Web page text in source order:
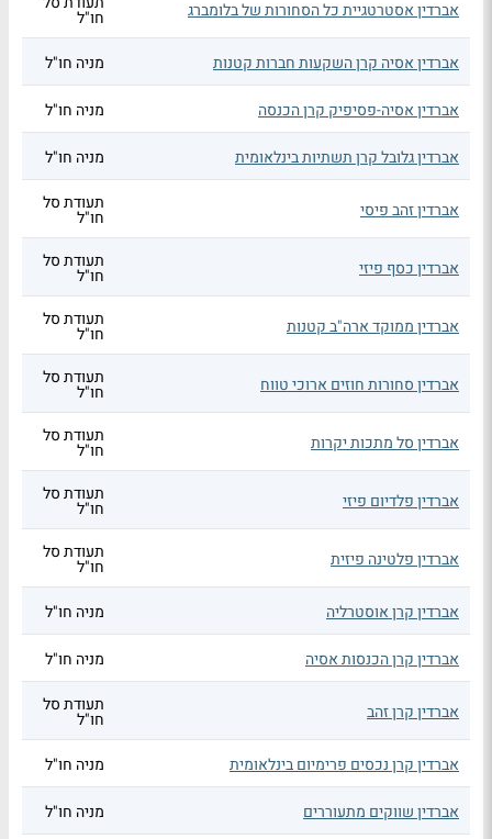
אברדין אסטרטגיית כל הסחורות של בלומברג
חו"ל
אברדין אסיה קרן השקעות חברות קטנות
מניה חו"ל
אברדין אסיה-פסיפיק קרן הכנסה מניה חו"ל
אברדין גלובל קרן תשתיות בינלאומית מניה חו"ל
אברדין זהב פיסי תעודת סל
חו"ל
אברדין כסף פיזי תעודת סל
חו"ל
אברדין ממוקד ארה"ב קטנות תעודת סל
חו"ל
אברדין סחורות חוזים ארוכי טווח תעודת סל
חו"ל
אברדין סל מתכות יקרות תעודת סל
חו"ל
אברדין פלדיום פיזי תעודת סל
חו"ל
אברדין פלטינה פיזית תעודת סל
חו"ל
אברדין קרן אוסטרליה
מניה חו"ל
אברדין קרן הכנסות אסיה מניה חו"ל
אברדין קרן זהב תעודת סל
חו"ל
אברדין קרן נכסים פרימיום בינלאומית
מניה חו"ל
אברדין שווקים מתעוררים מניה חו"ל